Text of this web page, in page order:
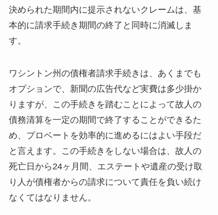
決められた期間内に提示されないクレームは、基
本的に請求手続き期間の終了と同時に消滅しま
す。
ワシントン州の債権者請求手続きは、あくまでも
オプションで、新聞の広告代など実費は多少掛か
りますが、この手続きを踏むことによって故人の
債務清算を一定の期間で終了することができるた
め、プロベートを効率的に進めるにはよい手段だ
と言えます。この手続きをしない場合は、故人の
死亡日から24ヶ月間、エステートや遺産の受け取
り人が債権者からの請求について責任を負い続け
なくてはなりません。